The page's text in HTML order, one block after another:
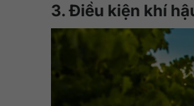
3. Điều kiện khí